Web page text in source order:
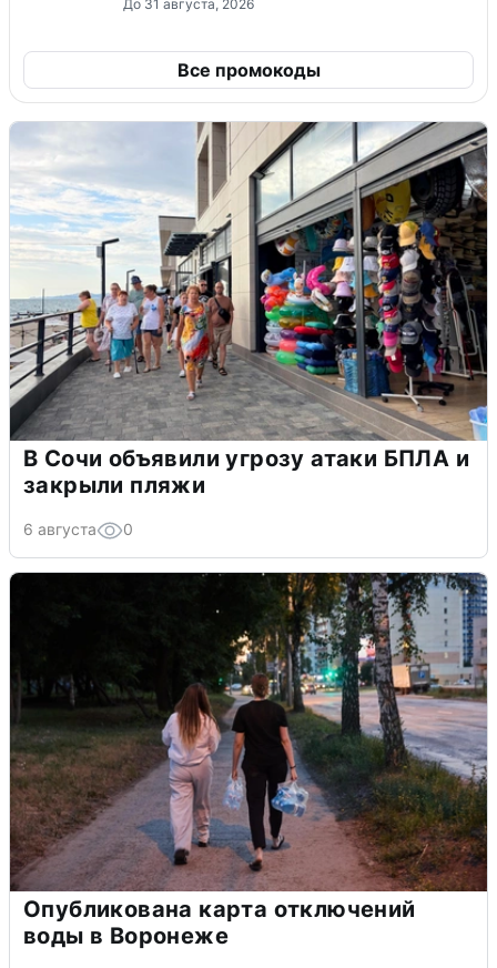
До 31 августа, 2026
Все промокоды
В Сочи объявили угрозу атаки БПЛА и
закрыли пляжи
6 августа 0
Опубликована карта отключений
воды в Воронеже